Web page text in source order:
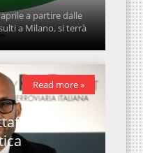
a partire dalle
a Milano, si terrà
Read more »